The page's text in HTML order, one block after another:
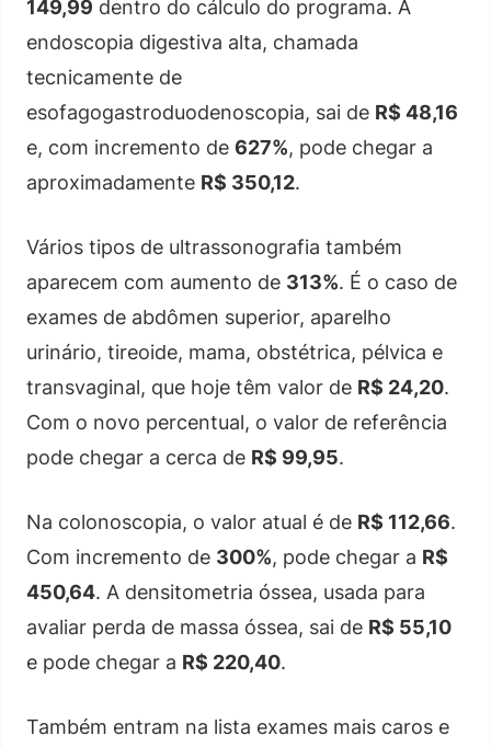
149,99 dentro do cálculo do programa. A
endoscopia digestiva alta, chamada
tecnicamente de
esofagogastroduodenoscopia, sai de R$ 48,16
e, com incremento de 627%, pode chegar a
aproximadamente R$ 350,12.
Vários tipos de ultrassonografia também
aparecem com aumento de 313%. É o caso de
exames de abdômen superior, aparelho
urinário, tireoide, mama, obstétrica, pélvica e
transvaginal, que hoje têm valor de R$ 24,20.
Com o novo percentual, o valor de referência
pode chegar a cerca de R$ 99,95.
Na colonoscopia, o valor atual é de R$ 112,66.
Com incremento de 300%, pode chegar a R$
450,64. A densitometria óssea, usada para
avaliar perda de massa óssea, sai de R$ 55,10
e pode chegar a R$ 220,40.
Também entram na lista exames mais caros e